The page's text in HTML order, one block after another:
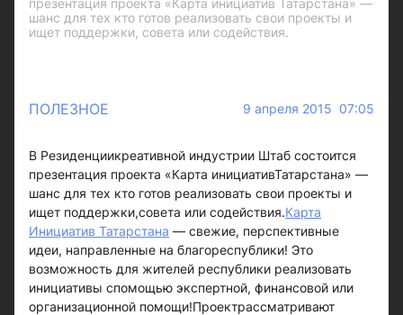
презентация проекта «Карта инициатив Татарстана» —
шанс для тех кто готов реализовать свои проекты и
ищет поддержки, совета или содействия.
ПОЛЕЗНОЕ 9 апреля 2015 07:05
В Резиденциикреативной индустрии Штаб состоится
презентация проекта «Карта инициативТатарстана» —
шанс для тех кто готов реализовать свои проекты и
ищет поддержки,совета или содействия.Карта
Инициатив Татарстана — свежие, перспективные
идеи, направленные на благореспублики! Это
возможность для жителей республики реализовать
инициативы спомощью экспертной, финансовой или
организационной помощи!Проектрассматривают